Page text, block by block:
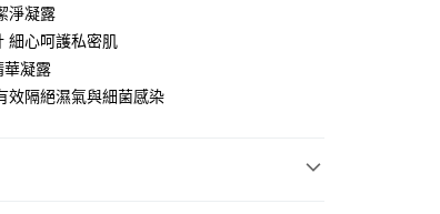
付」】
收到商品之後才付款」的支付方式。 讓您購物簡單
員、不需綁卡、不需儲值。
結帳流程】
淨凝露
細心呵護私密肌
華凝露
效隔絕濕氣與細菌感染